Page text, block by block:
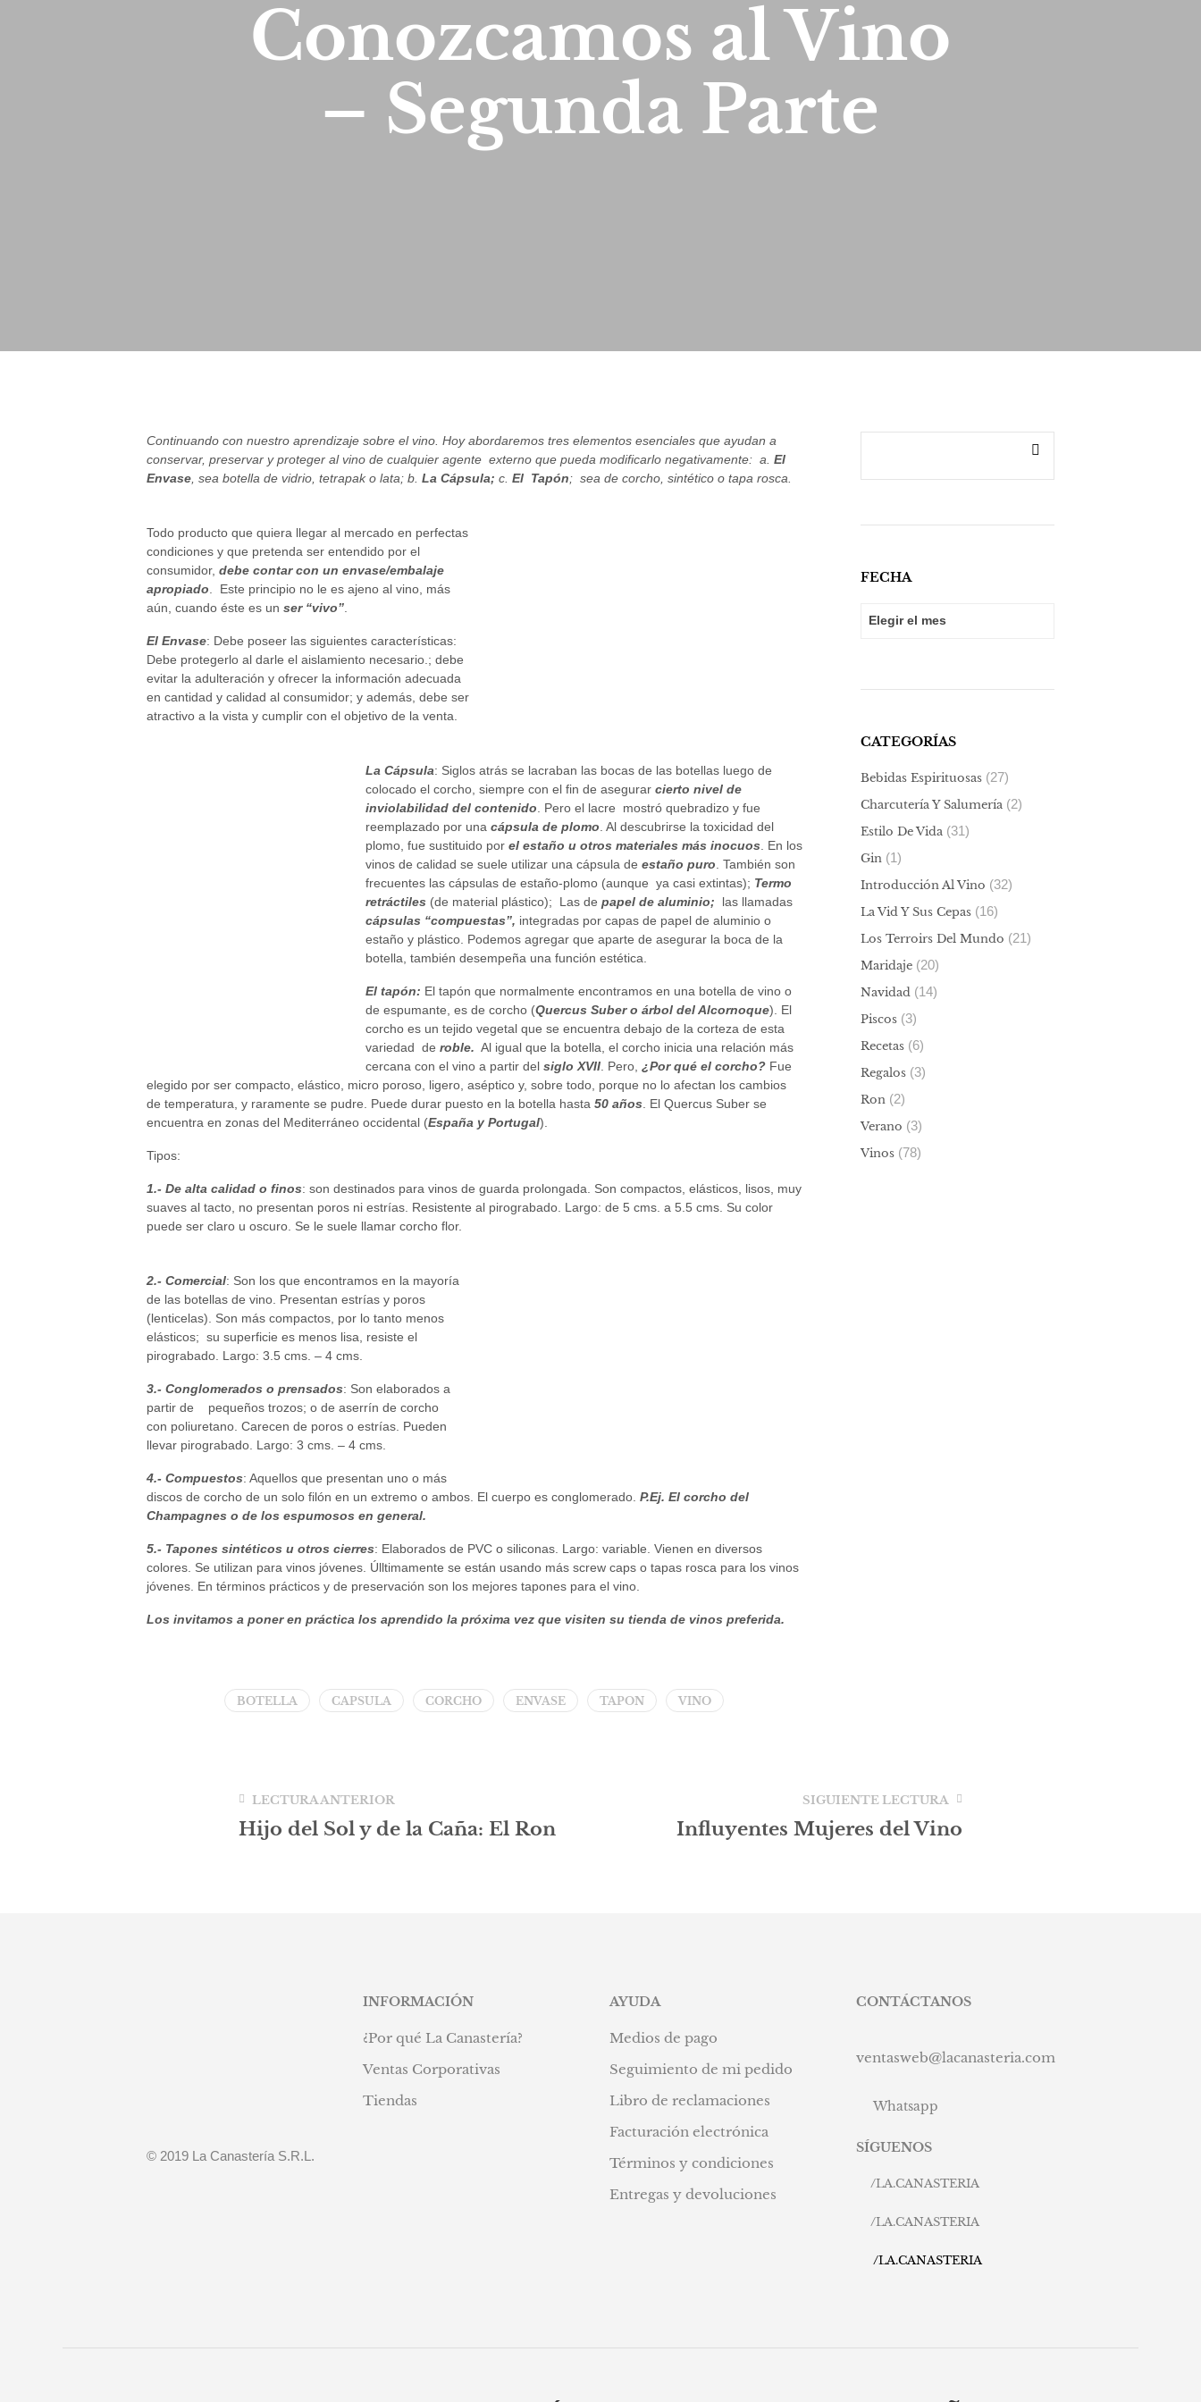
Conozcamos al Vino
– Segunda Parte
Continuando con nuestro aprendizaje sobre el vino. Hoy abordaremos tres elementos esenciales que ayudan a
conservar, preservar y proteger al vino de cualquier agente externo que pueda modificarlo negativamente: a. El
Envase, sea botella de vidrio, tetrapak o lata; b. La Cápsula; c. El Tapón; sea de corcho, sintético o tapa rosca.
Todo producto que quiera llegar al mercado en perfectas
condiciones y que pretenda ser entendido por el
consumidor, debe contar con un envase/embalaje
apropiado . Este principio no le es ajeno al vino, más
aún, cuando éste es un ser “vivo”.
El Envase: Debe poseer las siguientes características:
Debe protegerlo al darle el aislamiento necesario.; debe
evitar la adulteración y ofrecer la información adecuada
en cantidad y calidad al consumidor; y además, debe ser
atractivo a la vista y cumplir con el objetivo de la venta.
La Cápsula: Siglos atrás se lacraban las bocas de las botellas luego de
colocado el corcho, siempre con el fin de asegurar cierto nivel de
inviolabilidad del contenido . Pero el lacre mostró quebradizo y fue
reemplazado por una cápsula de plomo . Al descubrirse la toxicidad del
plomo, fue sustituido por el estaño u otros materiales más inocuos. En los
vinos de calidad se suele utilizar una cápsula de estaño puro . También son
frecuentes las cápsulas de estaño-plomo (aunque ya casi extintas); Termo
retráctiles(de material plástico); Las de papel de aluminio;
las llamadas
cápsulas “compuestas”, integradas por capas de papel de aluminio o
estaño y plástico. Podemos agregar que aparte de asegurar la boca de la
botella, también desempeña una función estética.
El tapón: El tapón que normalmente encontramos en una botella de vino o
de espumante, es de corcho (Quercus Suber o árbol del Alcornoque). El
corcho es un tejido vegetal que se encuentra debajo de la corteza de esta
variedad de roble. Al igual que la botella, el corcho inicia una relación más
cercana con el vino a partir del siglo XVII. Pero, ¿Por qué el corcho?Fue
elegido por ser compacto, elástico, micro poroso, ligero, aséptico y, sobre todo, porque no lo afectan los cambios
de temperatura, y raramente se pudre. Puede durar puesto en la botella hasta 50 años. El Quercus Suber se
encuentra en zonas del Mediterráneo occidental (España y Portugal).
Tipos:
1.- De alta calidad o finos: son destinados para vinos de guarda prolongada. Son compactos, elásticos, lisos, muy
suaves al tacto, no presentan poros ni estrías. Resistente al pirograbado. Largo: de 5 cms. a 5.5 cms. Su color
puede ser claro u oscuro. Se le suele llamar corcho flor.
2.- Comercial: Son los que encontramos en la mayoría
de las botellas de vino. Presentan estrías y poros
(lenticelas). Son más compactos, por lo tanto menos
elásticos; su superficie es menos lisa, resiste el
pirograbado. Largo: 3.5 cms. – 4 cms.
3.- Conglomerados o prensados: Son elaborados a
partir de pequeños trozos; o de aserrín de corcho
con poliuretano. Carecen de poros o estrías. Pueden
llevar pirograbado. Largo: 3 cms. – 4 cms.
4.- Compuestos: Aquellos que presentan uno o más
discos de corcho de un solo filón en un extremo o ambos. El cuerpo es conglomerado. P.Ej. El corcho del
Champagnes o de los espumosos en general.
5.- Tapones sintéticos u otros cierres: Elaborados de PVC o siliconas. Largo: variable. Vienen en diversos
colores. Se utilizan para vinos jóvenes. Úlltimamente se están usando más screw caps o tapas rosca para los vinos
jóvenes. En términos prácticos y de preservación son los mejores tapones para el vino.
Los invitamos a poner en práctica los aprendido la próxima vez que visiten su tienda de vinos preferida.
BOTELLA CAPSULA CORCHO ENVASE TAPON VINO
FECHA
CATEGORÍAS
Bebidas Espirituosas(27)
Charcutería Y Salumería (2)
Estilo De Vida (31)
Gin (1)
Introducción Al Vino (32)
La Vid Y Sus Cepas(16)
Los Terroirs Del Mundo (21)
Maridaje(20)
Navidad (14)
Piscos(3)
Recetas(6)
Regalos(3)
Ron (2)
Verano (3)
Vinos(78)
LECTURA ANTERIOR
Hijo del Sol y de la Caña: El Ron
SIGUIENTE LECTURA
Influyentes Mujeres del Vino
© 2019 La Canastería S.R.L.
INFORMACIÓN
¿Por qué La Canastería?
Ventas Corporativas
Tiendas
AYUDA
Medios de pago
Seguimiento de mi pedido
Libro de reclamaciones
Facturación electrónica
Términos y condiciones
Entregas y devoluciones
CONTÁCTANOS
ventasweb@lacanasteria.com
Whatsapp
SÍGUENOS
/LA.CANASTERIA
/LA.CANASTERIA
/LA.CANASTERIA